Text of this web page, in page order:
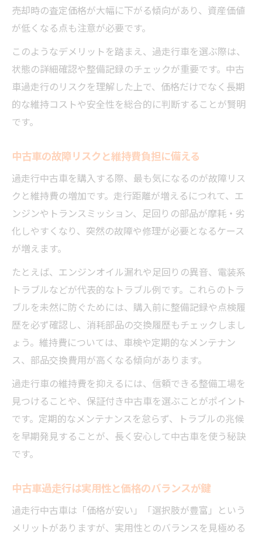
売却時の査定価格が大幅に下がる傾向があり、資産価値
が低くなる点も注意が必要です。
このようなデメリットを踏まえ、過走行車を選ぶ際は、
状態の詳細確認や整備記録のチェックが重要です。中古
車過走行のリスクを理解した上で、価格だけでなく長期
的な維持コストや安全性を総合的に判断することが賢明
です。
中古車の故障リスクと維持費負担に備える
過走行中古車を購入する際、最も気になるのが故障リス
クと維持費の増加です。走行距離が増えるにつれて、エ
ンジンやトランスミッション、足回りの部品が摩耗・劣
化しやすくなり、突然の故障や修理が必要となるケース
が増えます。
たとえば、エンジンオイル漏れや足回りの異音、電装系
トラブルなどが代表的なトラブル例です。これらのトラ
ブルを未然に防ぐためには、購入前に整備記録や点検履
歴を必ず確認し、消耗部品の交換履歴もチェックしまし
ょう。維持費については、車検や定期的なメンテナン
ス、部品交換費用が高くなる傾向があります。
過走行車の維持費を抑えるには、信頼できる整備工場を
見つけることや、保証付き中古車を選ぶことがポイント
です。定期的なメンテナンスを怠らず、トラブルの兆候
を早期発見することが、長く安心して中古車を使う秘訣
です。
中古車過走行は実用性と価格のバランスが鍵
過走行中古車は「価格が安い」「選択肢が豊富」という
メリットがありますが、実用性とのバランスを見極める